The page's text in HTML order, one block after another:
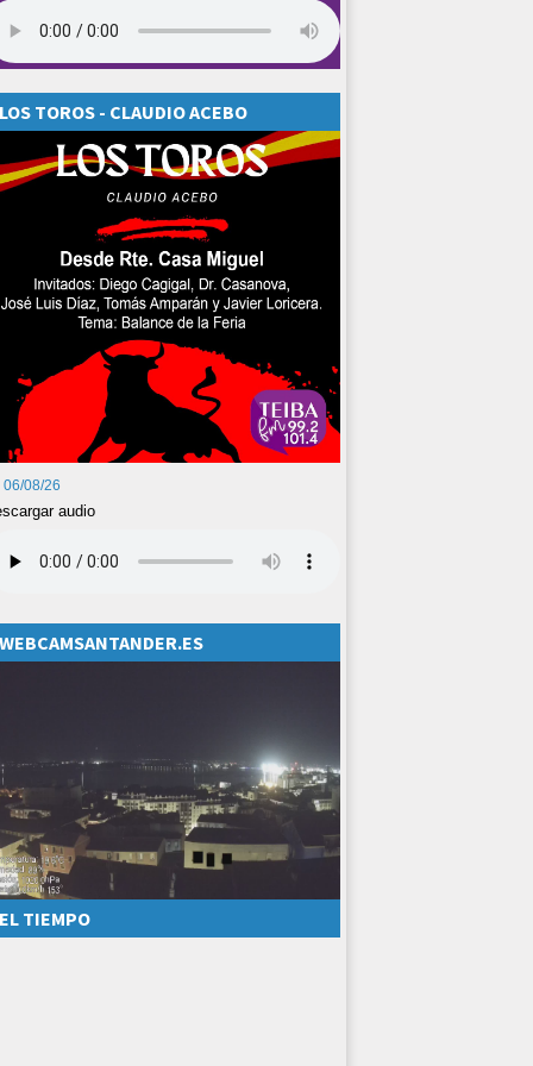
LOS TOROS - CLAUDIO ACEBO
06/08/26
audio
WEBCAMSANTANDER.ES
EL TIEMPO